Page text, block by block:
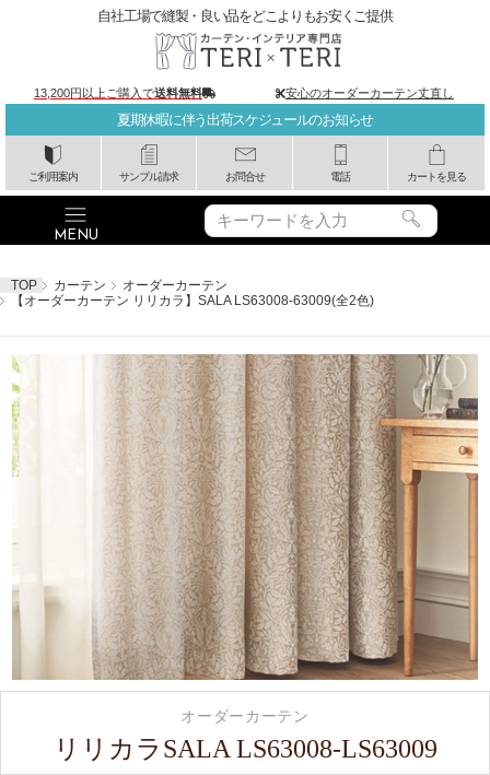
夏期休暇に伴う出荷スケジュールのお知らせ
ご利用案内 サンプル請求 お問合せ 電話 カートを見る
自社工場で縫製・良い品をどこよりもお安くご提供
13,200円以上ご購入で送料無料 安心のオーダーカーテン丈直し
TOP カーテン
オーダーカーテン
【オーダーカーテン リリカラ】SALA LS63008-63009(全2色)
オーダーカーテン
リリカラSALA LS63008-LS63009